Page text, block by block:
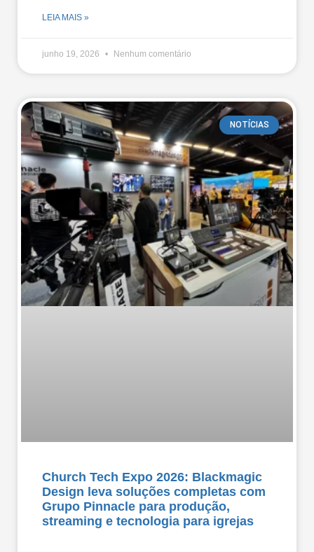
LEIA MAIS »
junho 19, 2026 Nenhum comentário
NOTÍCIAS
Church Tech Expo 2026: Blackmagic
Design leva soluções completas com
Grupo Pinnacle para produção,
streaming e tecnologia para igrejas